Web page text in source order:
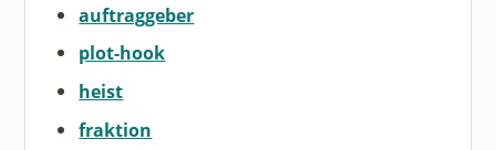
auftraggeber
plot-hook
heist
fraktion